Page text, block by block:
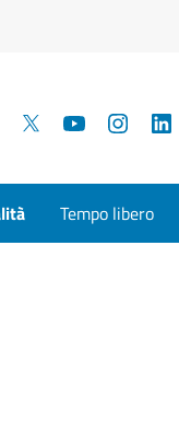
Facebook YouTube
Tempo libero